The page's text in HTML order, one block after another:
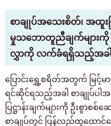
စာချုပ်အသေးစိတ်၊ အထူးပြ
မှုသဘောတူညီချက်များကို
လွှာကို လက်ခံရရှိသည့်အခ
ပြောင်းရွှေ့စရိတ်အတွက် မြင့်မ
ရင်ဆိုင်ရသည့်အခါ စာချုပ်ပါအ
ပြဋ္ဌာန်းချက်များကို ဦးစွာစ
စာချုပ်တွင် ပြန်လည်ထူထောင်ရ